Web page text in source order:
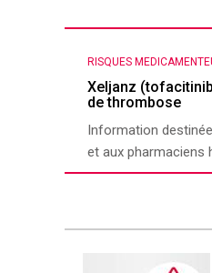
RISQUES
Xeljanz
de thrombose
Information
et aux pharmaciens